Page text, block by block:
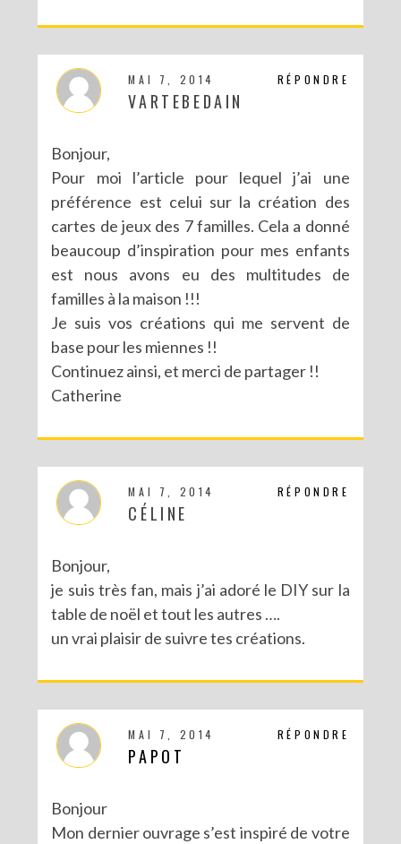
RÉPONDRE
MAI 7, 2014
VARTEBEDAIN
Bonjour,
Pour moi l’article pour lequel j’ai une
préférence est celui sur la création des
cartes de jeux des 7 familles. Cela a donné
beaucoup d’inspiration pour mes enfants
est nous avons eu des multitudes de
familles à la maison !!!
Je suis vos créations qui me servent de
base pour les miennes !!
Continuez ainsi, et merci de partager !!
Catherine
RÉPONDRE
MAI 7, 2014
CÉLINE
Bonjour,
je suis très fan, mais j’ai adoré le DIY sur la
table de noël et tout les autres ….
un vrai plaisir de suivre tes créations.
RÉPONDRE
MAI 7, 2014
PAPOT
Bonjour
Mon dernier ouvrage s’est inspiré de votre